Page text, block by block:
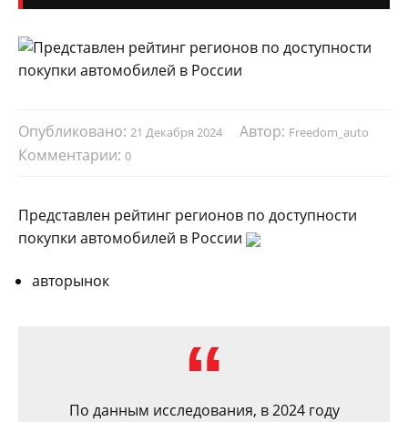
Опубликовано: 21 Декабря 2024 Автор: Freedom_auto
Комментарии: 0
Представлен рейтинг регионов по доступности
покупки автомобилей в России
авторынок
По данным исследования, в 2024 году